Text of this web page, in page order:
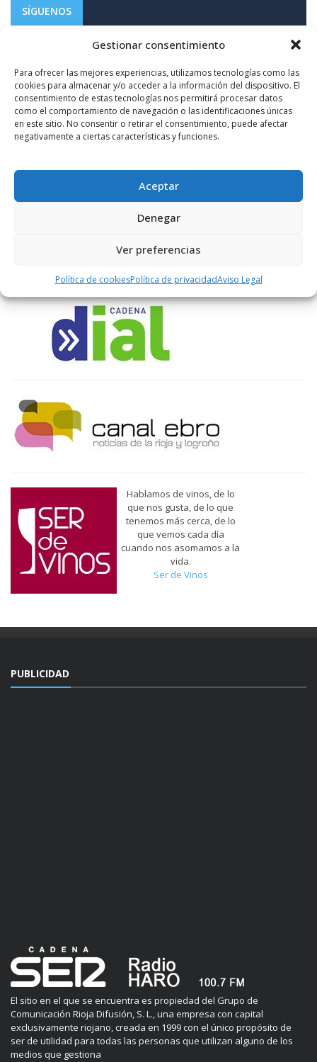
Gestionar consentimiento
Para ofrecer las mejores experiencias, utilizamos tecnologías como las
cookies para almacenar y/o acceder a la información del dispositivo. El
consentimiento de estas tecnologías nos permitirá procesar datos
como el comportamiento de navegación o las identificaciones únicas
en este sitio. No consentir o retirar el consentimiento, puede afectar
negativamente a ciertas características y funciones.
Aceptar
Denegar
Ver preferencias
Política de cookiesPolítica de privacidadAviso Legal
SÍGUENOS
LIKES
ENLACES RECOMENDADOS
Hablamos de vinos, de lo
que nos gusta, de lo que
tenemos más cerca, de lo
que vemos cada día
cuando nos asomamos a la
vida.
Ser de Vinos
PUBLICIDAD
El sitio en el que se encuentra es propiedad del Grupo de
Comunicación Rioja Difusión, S. L., una empresa con capital
exclusivamente riojano, creada en 1999 con el único propósito de
ser de utilidad para todas las personas que utilizan alguno de los
medios que gestiona